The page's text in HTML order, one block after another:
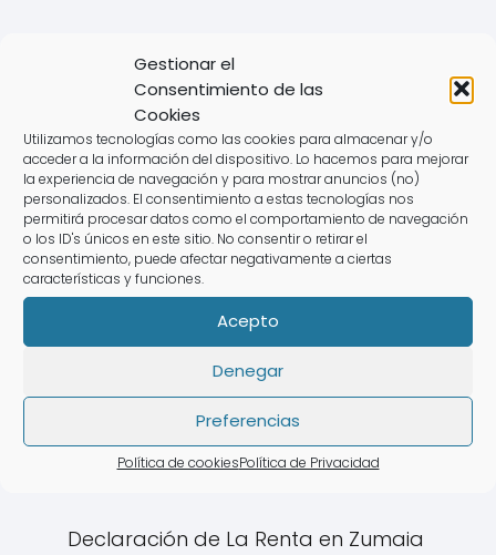
Gestionar el
Consentimiento de las
Cookies
Utilizamos tecnologías como las cookies para almacenar y/o
acceder a la información del dispositivo. Lo hacemos para mejorar
la experiencia de navegación y para mostrar anuncios (no)
personalizados. El consentimiento a estas tecnologías nos
permitirá procesar datos como el comportamiento de navegación
o los ID's únicos en este sitio. No consentir o retirar el
consentimiento, puede afectar negativamente a ciertas
características y funciones.
Acepto
Denegar
Preferencias
Política de cookiesPolítica de Privacidad
💻 Haz tu declaración de la renta en
Azkoitia online o por teléfono 📅 Rápido,
económico, fácil y sin errores. 🔹 ¡Empieza
ahora!
Declaración de La Renta en Zumaia